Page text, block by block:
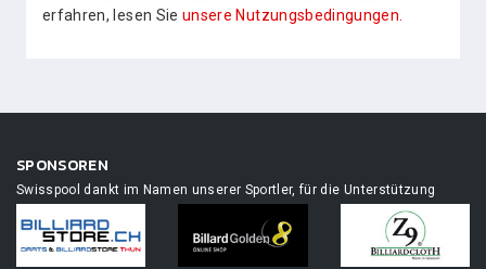
erfahren, lesen Sie unsere Nutzungsbedingungen.
SPONSOREN
Swisspool dankt im Namen unserer Sportler, für die Unterstützung